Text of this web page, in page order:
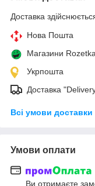
Доставка
Нова Пошта
Магазини Rozetka
Укрпошта
Доставка
Всі умови доставки
Умови оплати
Ви отримаєте